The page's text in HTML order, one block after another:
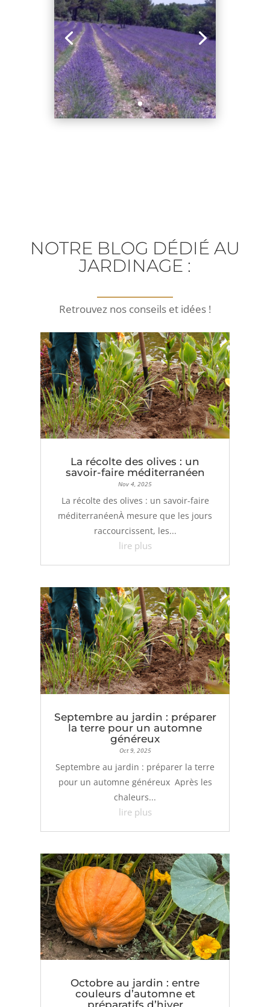
NOTRE BLOG DÉDIÉ AU
JARDINAGE :
Retrouvez nos conseils et idées !
La récolte des olives : un
savoir-faire méditerranéen
Nov 4, 2025
La récolte des olives : un savoir-faire
méditerranéenÀ mesure que les jours
raccourcissent, les...
lire plus
Septembre au jardin : préparer
la terre pour un automne
généreux
Oct 9, 2025
Septembre au jardin : préparer la terre
pour un automne généreux Après les
chaleurs...
lire plus
Octobre au jardin : entre
couleurs d’automne et